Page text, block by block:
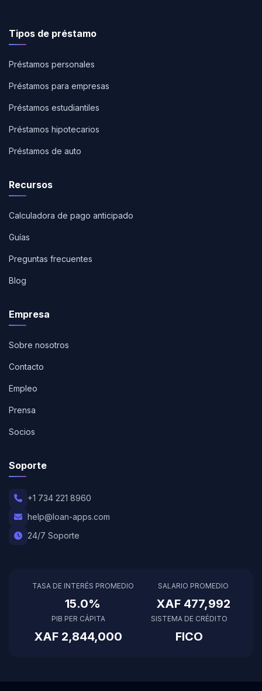
Tipos de préstamo
Préstamos personales
Préstamos para empresas
Préstamos estudiantiles
Préstamos hipotecarios
Préstamos de auto
Recursos
Calculadora de pago anticipado
Guías
Preguntas frecuentes
Blog
Empresa
Sobre nosotros
Contacto
Empleo
Prensa
Socios
Soporte
+1 734 221 8960
help@loan-apps.com
24/7 Soporte
TASA DE INTERÉS PROMEDIO
15.0%
SALARIO PROMEDIO
XAF 477,992
PIB PER CÁPITA
XAF 2,844,000
SISTEMA DE CRÉDITO
FICO